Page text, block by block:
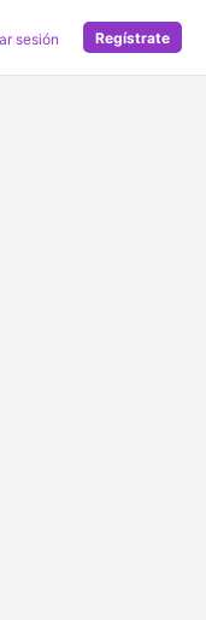
sesión Regístrate